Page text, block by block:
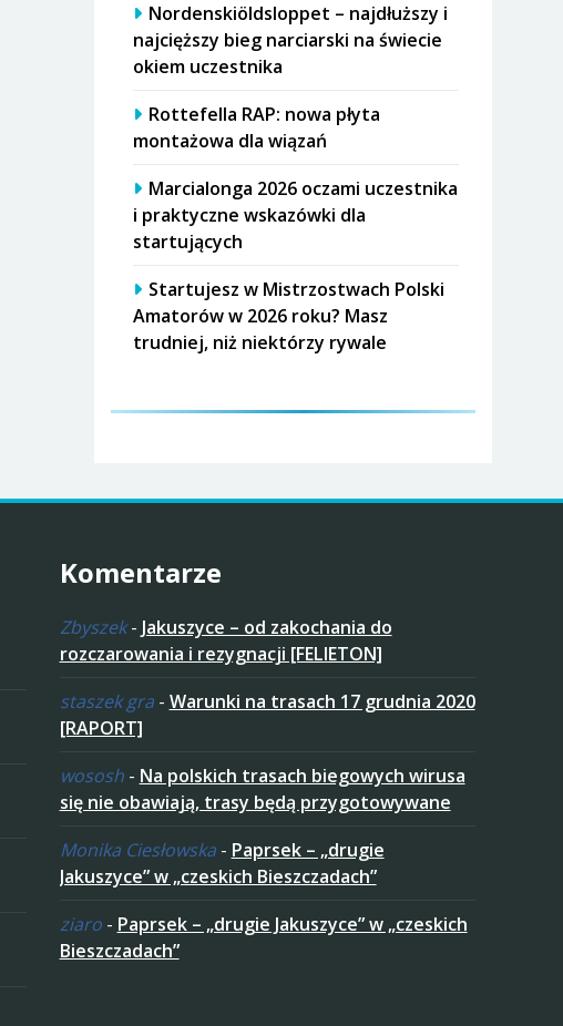
Nordenskiöldsloppet – najdłuższy i
najcięższy bieg narciarski na świecie
okiem uczestnika
Rottefella RAP: nowa płyta
montażowa dla wiązań
Marcialonga 2026 oczami uczestnika
i praktyczne wskazówki dla
startujących
Startujesz w Mistrzostwach Polski
Amatorów w 2026 roku? Masz
trudniej, niż niektórzy rywale
Komentarze
Zbyszek- Jakuszyce – od zakochania do
rozczarowania i rezygnacji [FELIETON]
staszek gra- Warunki na trasach 17 grudnia 2020
[RAPORT]
wososh- Na polskich trasach biegowych wirusa
się nie obawiają, trasy będą przygotowywane
Monika Ciesłowska- Paprsek – „drugie
Jakuszyce” w „czeskich Bieszczadach”
ziaro- Paprsek – „drugie Jakuszyce” w „czeskich
Bieszczadach”